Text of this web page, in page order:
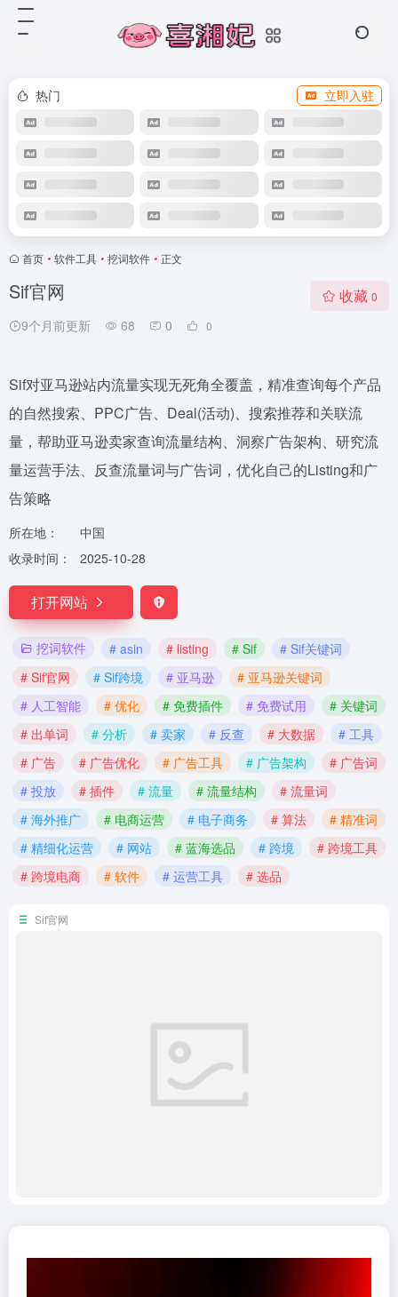
热门 立即入驻
首页 • 软件工具 • 挖词软件 • 正文
Sif官网
9个月前更新 68 0 0
收藏 0
Sif对亚马逊站内流量实现无死角全覆盖，精准查询每个产品
的自然搜索、PPC广告、Deal(活动)、搜索推荐和关联流
量，帮助亚马逊卖家查询流量结构、洞察广告架构、研究流
量运营手法、反查流量词与广告词，优化自己的Listing和广
告策略
所在地：
中国
收录时间：
2025-10-28
打开网站
挖词软件 # asin # listing # Sif
# Sif关键词
# Sif官网
# Sif跨境 # 亚马逊
# 亚马逊关键词
# 人工智能
# 优化 # 免费插件 # 免费试用
# 关键词
# 出单词
# 分析 # 卖家 # 反查 # 大数据
# 工具
# 广告
# 广告优化 # 广告工具 # 广告架构
# 广告词
# 投放
# 插件 # 流量 # 流量结构
# 流量词
# 海外推广
# 电商运营 # 电子商务 # 算法
# 精准词
# 精细化运营
# 网站 # 蓝海选品 # 跨境
# 跨境工具
# 跨境电商
# 软件 # 运营工具 # 选品
Sif官网